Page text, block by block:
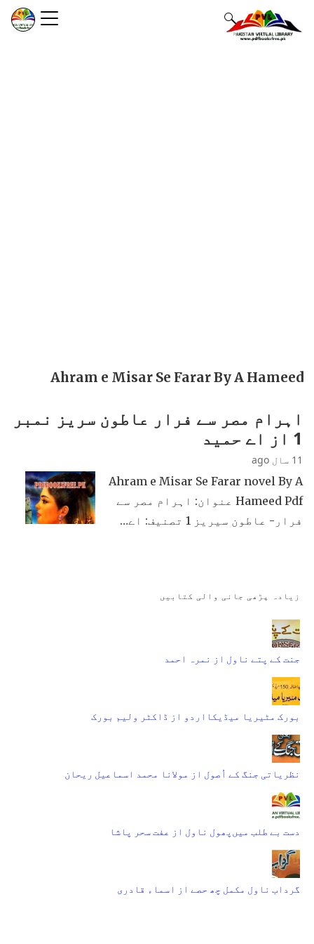
Ahram e Misar Se Farar By A Hameed
اہرام مصر سے فرار عاطون سریز نمبر
1 از اے حمید
11 سال ago
Ahram e Misar Se Farar novel By A
Hameed Pdf عنوان: اہرام مصر سے
فرار- عاطون سیریز 1 تصنیف: اے…
زیادہ پڑھی جانی والی کتابیں
جنت کے پتے ناول از نمرہ احمد
بورک مٹیریا میڈیکااردو از ڈاکٹر ولیم بورک
نظریاتی جنگ کے اُصول از مولانا محمد اسماعیل ریحان
دست بے طلب میں‌پھول ناول از عفت سحر پاشا
گرداب ناول مکمل چھ حصے از اسماء قادری